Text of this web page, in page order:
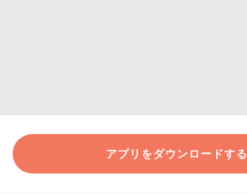
アプリをダウンロードする